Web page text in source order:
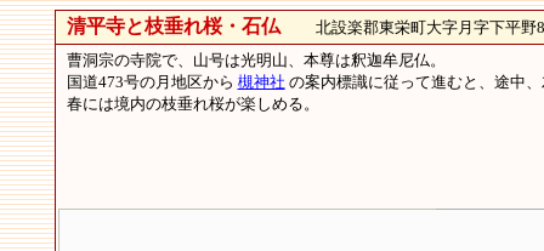
清平寺と枝垂れ桜・石仏北設楽郡東栄町大字月字下平野8
曹洞宗の寺院で、山号は光明山、本尊は釈迦牟尼仏。
国道473号の月地区から 槻神社 の案内標識に従って進むと、途中
春には境内の枝垂れ桜が楽しめる。